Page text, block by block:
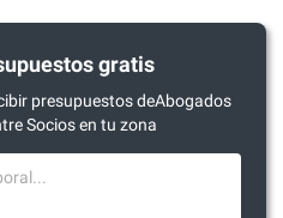
gratis
presupuestos deAbogados
Socios en tu zona